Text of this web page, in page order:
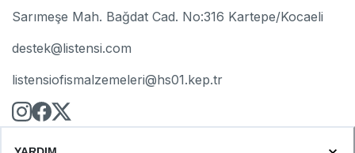
Sarımeşe Mah. Bağdat Cad. No:316 Kartepe/Kocaeli
destek@listensi.com
listensiofismalzemeleri@hs01.kep.tr